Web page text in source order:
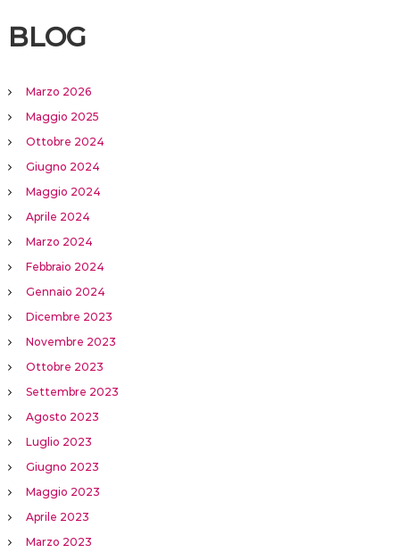
BLOG
Marzo 2026
Maggio 2025
Ottobre 2024
Giugno 2024
Maggio 2024
Aprile 2024
Marzo 2024
Febbraio 2024
Gennaio 2024
Dicembre 2023
Novembre 2023
Ottobre 2023
Settembre 2023
Agosto 2023
Luglio 2023
Giugno 2023
Maggio 2023
Aprile 2023
Marzo 2023